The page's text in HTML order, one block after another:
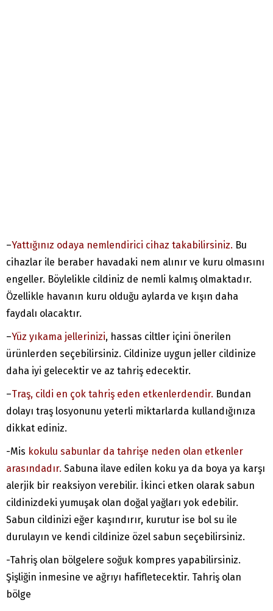
–Yattığınız odaya nemlendirici cihaz takabilirsiniz. Bu
cihazlar ile beraber havadaki nem alınır ve kuru olmasını
engeller. Böylelikle cildiniz de nemli kalmış olmaktadır.
Özellikle havanın kuru olduğu aylarda ve kışın daha
faydalı olacaktır.
–Yüz yıkama jellerinizi, hassas ciltler içini önerilen
ürünlerden seçebilirsiniz. Cildinize uygun jeller cildinize
daha iyi gelecektir ve az tahriş edecektir.
–Traş, cildi en çok tahriş eden etkenlerdendir. Bundan
dolayı traş losyonunu yeterli miktarlarda kullandığınıza
dikkat ediniz.
-Mis kokulu sabunlar da tahrişe neden olan etkenler
arasındadır. Sabuna ilave edilen koku ya da boya ya karşı
alerjik bir reaksiyon verebilir. İkinci etken olarak sabun
cildinizdeki yumuşak olan doğal yağları yok edebilir.
Sabun cildinizi eğer kaşındırır, kurutur ise bol su ile
durulayın ve kendi cildinize özel sabun seçebilirsiniz.
-Tahriş olan bölgelere soğuk kompres yapabilirsiniz.
Şişliğin inmesine ve ağrıyı hafifletecektir. Tahriş olan
bölge